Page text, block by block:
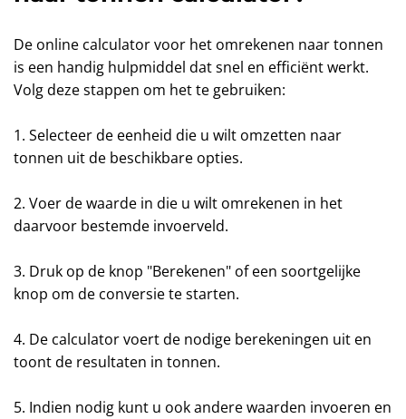
De online calculator voor het omrekenen naar tonnen
is een handig hulpmiddel dat snel en efficiënt werkt.
Volg deze stappen om het te gebruiken:
1. Selecteer de eenheid die u wilt omzetten naar
tonnen uit de beschikbare opties.
2. Voer de waarde in die u wilt omrekenen in het
daarvoor bestemde invoerveld.
3. Druk op de knop "Berekenen" of een soortgelijke
knop om de conversie te starten.
4. De calculator voert de nodige berekeningen uit en
toont de resultaten in tonnen.
5. Indien nodig kunt u ook andere waarden invoeren en